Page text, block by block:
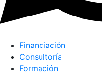
Financiación
Consultoría
Formación